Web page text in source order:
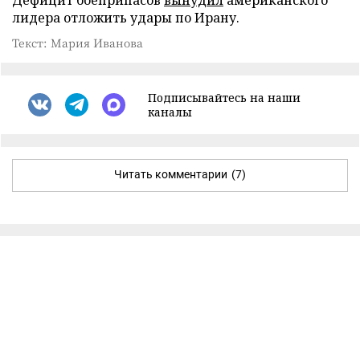
лидера отложить удары по Ирану.
Текст: Мария Иванова
Подписывайтесь на наши
каналы
Читать комментарии (7)